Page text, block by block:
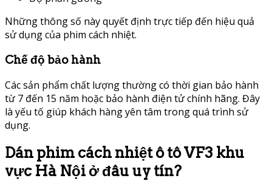
Những thông số này quyết định trực tiếp đến hiệu quả
sử dụng của phim cách nhiệt.
Chế độ bảo hành
Các sản phẩm chất lượng thường có thời gian bảo hành
từ 7 đến 15 năm hoặc bảo hành điện tử chính hãng. Đây
là yếu tố giúp khách hàng yên tâm trong quá trình sử
dụng.
Dán phim cách nhiệt ô tô VF3 khu
vực Hà Nội ở đâu uy tín?